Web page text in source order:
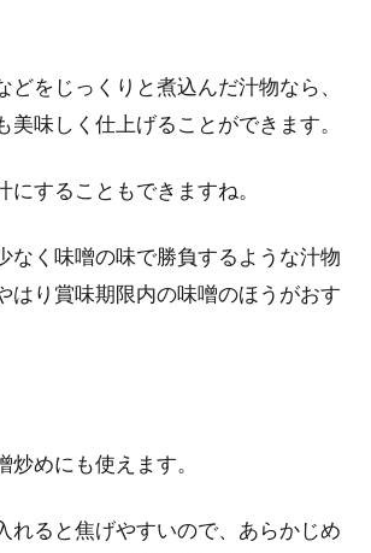
どをじっくりと煮込んだ汁物なら、
美味しく仕上げることができます。
にすることもできますね。
なく味噌の味で勝負するような汁物
はり賞味期限内の味噌のほうがおす
炒めにも使えます。
れると焦げやすいので、あらかじめ